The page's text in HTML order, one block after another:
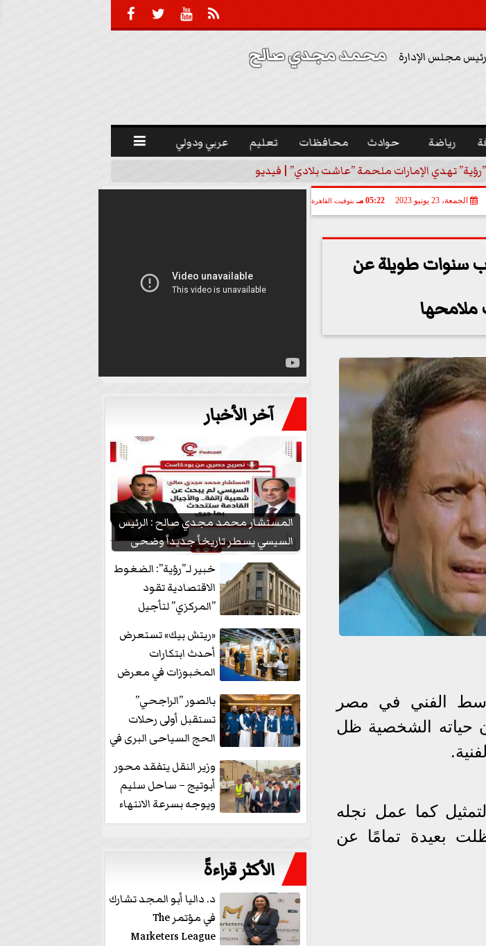
  

رئيس مجلس الإدارة محمد مجدي صالح
رياضة حوادث محافظات تعليم عربي ودولي 
”رؤية” تهدي الإمارات ملحمة ”عاشت بلادي” | فيديو
الجمعة، 23 يونيو 2023 05:22 مـ بتوقيت القاهرة
سنوات طويلة عن
ملامحها
الفني في مصر
حياته الشخصية ظل
كما عمل نجله
بعيدة تمامًا عن
آخر الأخبار
المستشار محمد مجدي صالح : الرئيس
السيسي يسطر تاريخاً جديداً وضحى
بشعبيته...
خبير لـ”رؤية”: الضغوط
الاقتصادية تقود
”المركزي” لتأجيل
«ريتش بيك» تستعرض
أحدث ابتكارات
المخبوزات في معرض
منتجات...
بالصور ”الراجحي”
تستقبل أولى رحلات
الحج السياحى البرى في
وزير النقل يتفقد محور
أبوتيج – ساحل سليم
ويوجه بسرعة الانتهاء
من...
الأكثر قراءةً
د. داليا أبو المجد تشارك
في مؤتمر The
Marketers League